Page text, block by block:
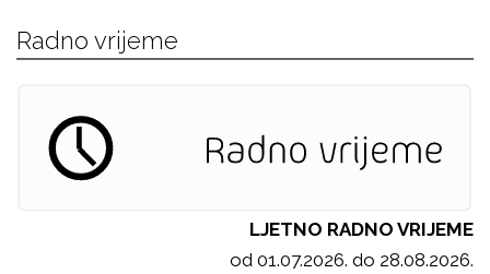
Radno vrijeme
LJETNO RADNO VRIJEME
od 01.07.2026. do 28.08.2026.